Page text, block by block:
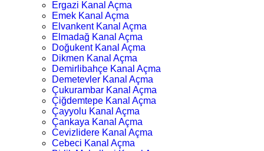
Ergazi Kanal Açma
Emek Kanal Açma
Elvankent Kanal Açma
Elmadağ Kanal Açma
Doğukent Kanal Açma
Dikmen Kanal Açma
Demirlibahçe Kanal Açma
Demetevler Kanal Açma
Çukurambar Kanal Açma
Çiğdemtepe Kanal Açma
Çayyolu Kanal Açma
Çankaya Kanal Açma
Cevizlidere Kanal Açma
Cebeci Kanal Açma